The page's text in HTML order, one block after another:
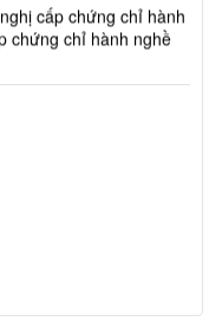
chứng chỉ hành nghề